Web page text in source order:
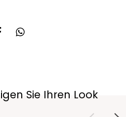
Sie Ihren Look